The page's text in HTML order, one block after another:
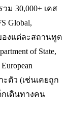
วม 30,000+ เคส
Global,
ของแต่ละสถานทูต
of State,
ตัว (เช่นเคยถูก
กเดินทางคน